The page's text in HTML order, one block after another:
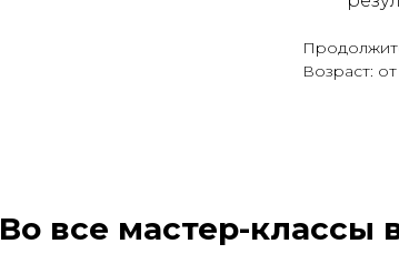
Возраст:
Во все мастер-классы